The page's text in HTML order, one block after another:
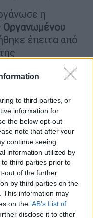
to third parties, or
information for
the below opt-out
note that after your
continue seeing
information utilized by
third parties prior to
out of the further
by third parties on the
This information may
on the IAB’s List of
disclose it to other
η
Οργανωμένου
έπειτα από
και τη
Δίωξης
Αχαΐας. Στο
37, 42 και 56
αλλοδαπός–
για
βία
επικίνδυνης